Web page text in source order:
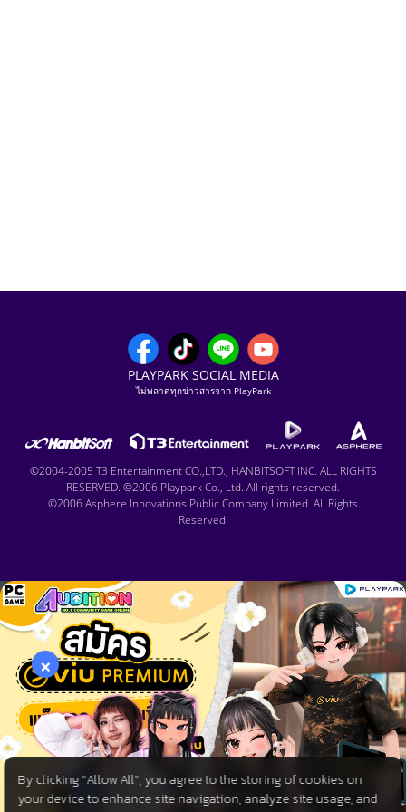
PLAYPARK SOCIAL MEDIA
ไม่พลาดทุกข่าวสารจาก PlayPark
©2004-2005 T3 Entertainment CO.,LTD., HANBITSOFT INC. ALL RIGHTS
RESERVED. ©2006 Playpark Co., Ltd. All rights reserved.
©2006 Asphere Innovations Public Company Limited. All Rights
Reserved.
By clicking “Allow All”, you agree to the storing of cookies on
your device to enhance site navigation, analyze site usage, and
×